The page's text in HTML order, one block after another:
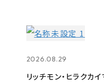
2026.08.29
リッチモン・ヒラクカ